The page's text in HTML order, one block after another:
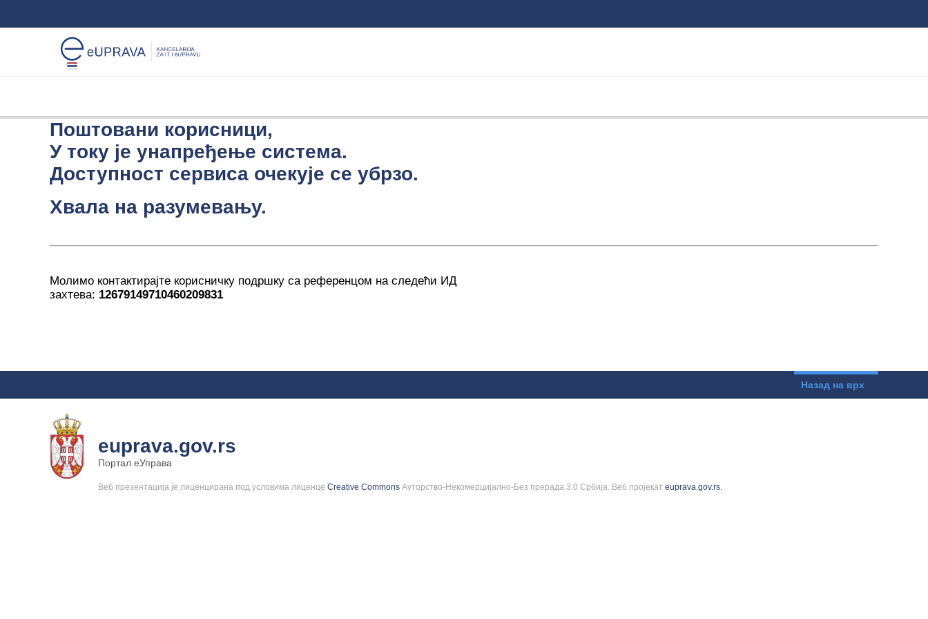
Поштовани корисници,
У току је унапређење система.
Доступност сервиса очекује се убрзо.
Хвала на разумевању.
Молимо контактирајте корисничку подршку са референцом на следећи ИД
захтева: 12679149710460209831
Назад на врх
euprava.gov.rs
Портал еУправа
Веб презентација је лиценцирана под условима лиценце Creative Commons Ауторство-Некомерцијално-Без прерада 3.0 Србија. Веб пројекат euprava.gov.rs.